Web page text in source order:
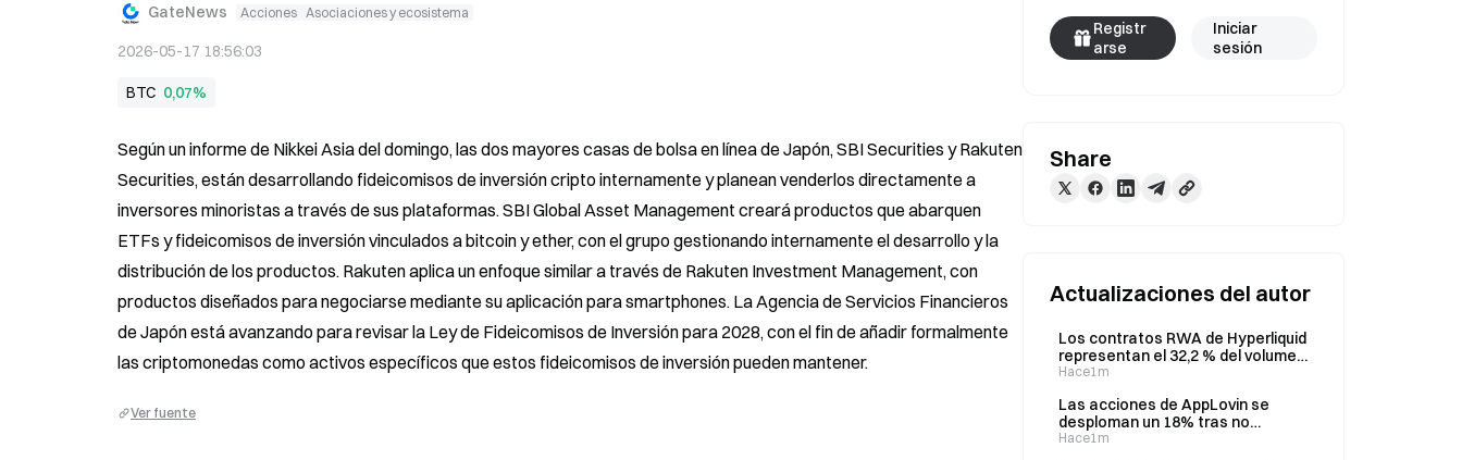
GateNews Acciones Asociaciones y ecosistema
2026-05-17 18:56:03
BTC 0,07%
Según un informe de Nikkei Asia del domingo, las dos mayores casas de bolsa en línea de Japón, SBI Securities y Rakuten
Securities, están desarrollando fideicomisos de inversión cripto internamente y planean venderlos directamente a
inversores minoristas a través de sus plataformas. SBI Global Asset Management creará productos que abarquen
ETFs y fideicomisos de inversión vinculados a bitcoin y ether, con el grupo gestionando internamente el desarrollo y la
distribución de los productos. Rakuten aplica un enfoque similar a través de Rakuten Investment Management, con
productos diseñados para negociarse mediante su aplicación para smartphones. La Agencia de Servicios Financieros
de Japón está avanzando para revisar la Ley de Fideicomisos de Inversión para 2028, con el fin de añadir formalmente
las criptomonedas como activos específicos que estos fideicomisos de inversión pueden mantener.
Ver fuente
Registr
arse
Iniciar
sesión
Share
Actualizaciones del autor
Los contratos RWA de Hyperliquid
representan el 32,2 % del volumen
de negociación en el segundo
213.000 millones de dólares
Hace1m
Las acciones de AppLovin se
desploman un 18% tras no
alcanzar los ingresos previstos en
Hace1m